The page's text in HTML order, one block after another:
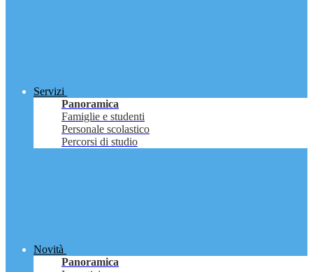
Servizi
Panoramica
Famiglie e studenti
Personale scolastico
Percorsi di studio
Novità
Panoramica